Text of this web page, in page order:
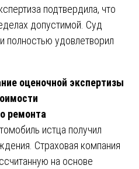
подтвердила, что
допустимой. Суд
полностью удовлетворил
оценочной экспертизы
ремонта
истца получил
Страховая компания
на основе